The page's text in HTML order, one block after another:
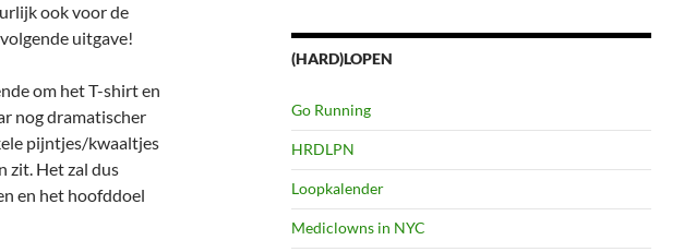
ook voor de
uitgave!
om het T-shirt en
nog dramatischer
pijntjes/kwaaltjes
zit. Het zal dus
en het hoofddoel
(HARD)LOPEN
Go Running
HRDLPN
Loopkalender
Mediclowns in NYC